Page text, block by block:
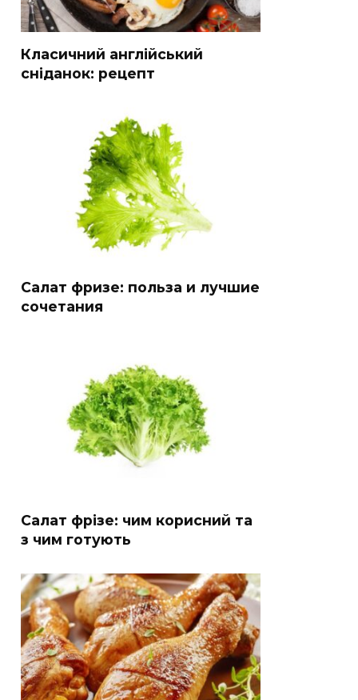
Класичний англійський
сніданок: рецепт
Салат фризе: польза и лучшие
сочетания
Салат фрізе: чим корисний та
з чим готують